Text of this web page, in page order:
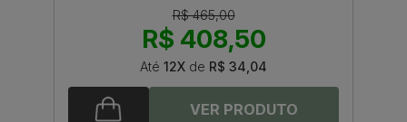
R$ 465,00
R$ 408,50
Até 12X de R$ 34,04